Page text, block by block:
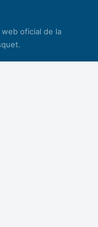
oficial de la